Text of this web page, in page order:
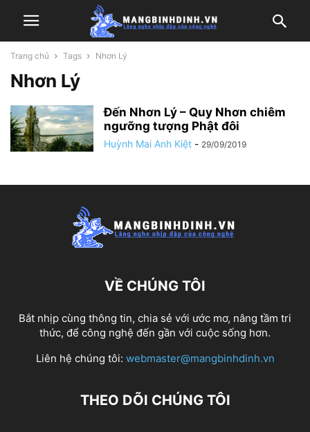
Trang chủ Tags Nhơn Lý
Nhơn Lý
Đến Nhơn Lý – Quy Nhơn chiêm
ngưỡng tượng Phật đôi
Huỳnh Mai Anh Kiệt - 29/09/2019
VỀ CHÚNG TÔI
Bắt nhịp cùng thông tin, chia sẻ với ước mơ, nâng tầm tri
thức, để công nghệ đến gần với cuộc sống hơn.
Liên hệ chúng tôi: webmaster@mangbinhdinh.vn
THEO DÕI CHÚNG TÔI